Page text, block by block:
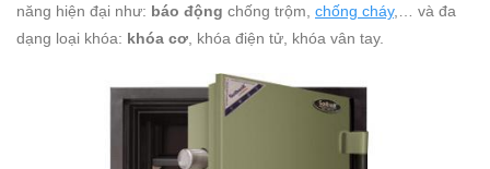
năng hiện đại như: báo động chống trộm, chống cháy,… và đa
dạng loại khóa: khóa cơ , khóa điện tử, khóa vân tay.